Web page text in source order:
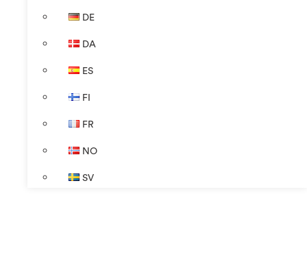
DE
DA
ES
FI
FR
NO
SV